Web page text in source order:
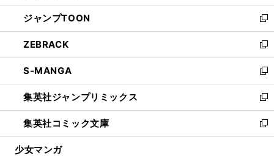
開
く
ウ
で
開
く
ン
ド
ウ
で
開
く
ウ
ィ
ン
ド
ウ
で
開
く
し
い
ウ
ィ
ン
ド
ウ
で
開
く
ジャンプTOON
新
し
い
ウ
ィ
ン
ド
ウ
で
開
ZEBRACK
新
し
い
ウ
ィ
ン
ド
ウ
S-MANGA
新
し
い
ウ
ィ
ン
集英社ジャンプリミックス
新
し
い
ウ
集英社コミック文庫
新
し
少女マンガ